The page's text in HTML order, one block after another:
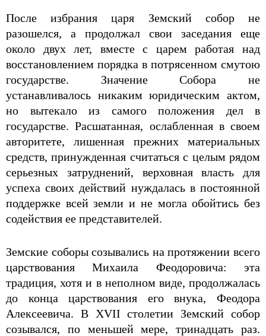
После избрания царя Земский собор не
разошелся, а продолжал свои заседания еще
около двух лет, вместе с царем работая над
восстановлением порядка в потрясенном смутою
государстве. Значение Собора не
устанавливалось никаким юридическим актом,
но вытекало из самого положения дел в
государстве. Расшатанная, ослабленная в своем
авторитете, лишенная прежних материальных
средств, принужденная считаться с целым рядом
серьезных затруднений, верховная власть для
успеха своих действий нуждалась в постоянной
поддержке всей земли и не могла обойтись без
содействия ее представителей.
Земские соборы созывались на протяжении всего
царствования Михаила Феодоровича: эта
традиция, хотя и в неполном виде, продолжалась
до конца царствования его внука, Феодора
Алексеевича. В XVII столетии Земский собор
созывался, по меньшей мере, тринадцать раз.